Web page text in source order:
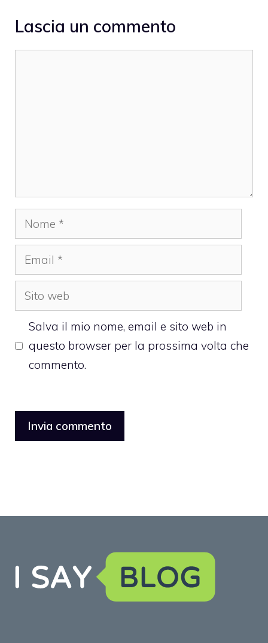
Lascia un commento
Nome
Email
Sito
web
Salva il mio nome, email e sito web in
questo browser per la prossima volta che
commento.